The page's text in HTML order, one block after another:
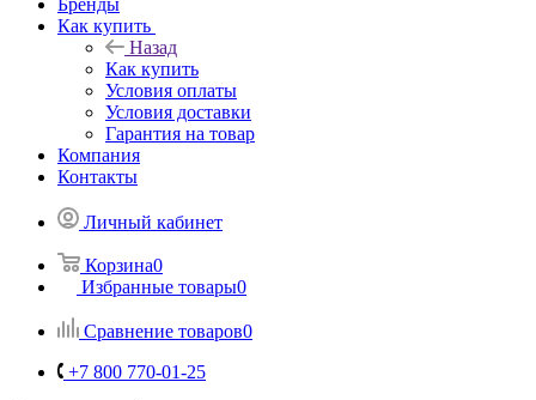
Бренды
Как купить
Назад
Как купить
Условия оплаты
Условия доставки
Гарантия на товар
Компания
Контакты
Личный кабинет
Корзина0
Избранные товары0
Сравнение товаров0
+7 800 770-01-25